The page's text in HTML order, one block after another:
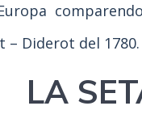
– Diderot del 1780.
LA